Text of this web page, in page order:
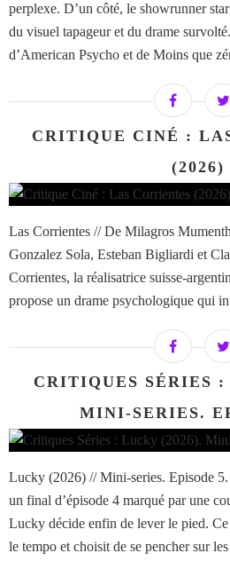
perplexe. D’un côté, le showrunner
du visuel tapageur et du drame
d’American Psycho et de Moins que
CRITIQUE CINÉ :
(2026)
Las Corrientes // De Milagros
Gonzalez Sola, Esteban Bigliardi et
Corrientes, la réalisatrice suisse-
propose un drame psychologique qui
CRITIQUES SÉRIES
MINI-SERIES.
Lucky (2026) // Mini-series. Episode
un final d’épisode 4 marqué par une
Lucky décide enfin de lever le pied.
le tempo et choisit de se pencher sur